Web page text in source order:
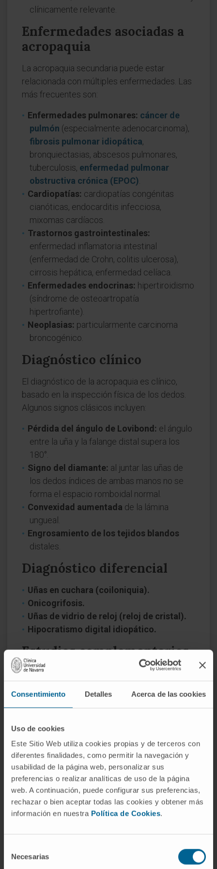
Consentimiento Detalles Acerca de las cookies
Uso de cookies
Este Sitio Web utiliza cookies propias y de terceros con
diferentes finalidades, como permitir la navegación y
usabilidad de la página web, personalizar sus
preferencias o realizar analíticas de uso de la página
web. A continuación, puede configurar sus preferencias,
rechazar o bien aceptar todas las cookies y obtener más
información en nuestra Política de Cookies.
Necesarias
clínicamente relevante.
Enfermedades asociadas a
acropaquia
La acropaquia secundaria puede estar
relacionada con múltiples enfermedades. Las
más frecuentes son:
Enfermedades pulmonares: cáncer de
pulmón (especialmente adenocarcinoma),
fibrosis pulmonar idiopática,
bronquiectasias, abscesos pulmonares,
tuberculosis, enfermedad pulmonar
obstructiva crónica (EPOC)
Cardiopatías: cardiopatías congénitas
cianóticas, endocarditis infecciosa,
mixomas cardíacos.
Trastornos gastrointestinales:
enfermedad inflamatoria intestinal
(enfermedad de Crohn, colitis ulcerosa),
cirrosis hepática, enfermedad celíaca.
Enfermedades endocrinas: hipertiroidismo
(síndrome de osteoartropatía
hipertrofiante).
Neoplasias: particularmente carcinoma
broncogénico.
Diagnóstico clínico
El diagnóstico de la acropaquia es clínico,
basado en la inspección física de los dedos.
Algunos signos clásicos incluyen:
Pérdida del ángulo de Lovibond: el ángulo
entre la uña y la falange distal supera los
180°.
Signo del diamante: al juntar las uñas de
los dedos índices de ambas manos no se
forma el espacio romboidal normal.
Convexidad aumentada de la lámina
ungueal.
Engrosamiento de los tejidos blandos
distales.
Diagnóstico diferencial
Uñas en cuchara (coiloniquia).
Onicogrifosis.
Uñas de vidrio de reloj (reloj de cristal).
Hipocratismo digital idiopático.
Estudios complementarios
Aunque la acropaquia se diagnostica
evaluación etiológica detallada. Se
Radiografía de tórax
computarizada.
Ecocardiogramaen casos con sospecha
de cardiopatía.
Análisis de función hepática
y marcadores
inflamatorios.
Colonoscopia o endoscopiasi hay
Estudios genéticosen casos familiares.
Tratamiento